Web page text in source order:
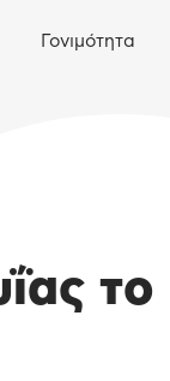
Γονιμότητα